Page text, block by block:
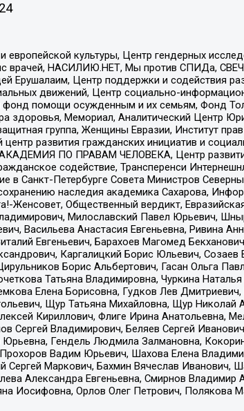
культуры, Центр гендерных
врачей, НАСИЛИЮ.НЕТ, Мы против СПИДа,
Ерушалаим, Центр поддержки и содействия
движений, Центр социально-
помощи осужденным и их семьям, Фонд
здоровья, Мемориал, Аналитический Центр
группа, Женщины Евразии, Институт
развития гражданских инициатив и
АКАДЕМИЯ ПО ПРАВАМ ЧЕЛОВЕКА, Центр
содействие, Трансперенси
в Санкт-Петербурге Совета Министров
наследия академика Сахарова,
Женсовет, Общественный вердикт,
Милославский Павел Юрьевич,
Васильева Анастасия Евгеньевна, Ривина
Евгеньевич, Барахоев Магомед
Каргалицкий Борис Юльевич, Созаев
Борис Альбертович, Гасан Ольга
Татьяна Владимировна, Чуркина
Елена Борисовна, Гудков Лев
Щур Татьяна Михайловна, Щур Николай
Кириллович, Флиге Ирина Анатольевна,
Сергей Владимирович, Беляев Сергей
Гендель Людмила Залмановна,
Вадим Юрьевич, Шахова Елена
Сергей Маркович, Бахмин Вячеслав Иванович,
Александра Евгеньевна, Смирнов Владимир
Иосифовна, Орлов Олег Петрович, Полякова